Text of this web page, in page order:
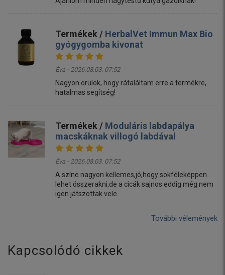
Termékek / HerbalVet Immun Max Bio
gyógygomba kivonat
Éva - 2026.08.03. 07:52
Nagyon örülök, hogy rátaláltam erre a termékre,
hatalmas segítség!
Termékek / Moduláris labdapálya
macskáknak villogó labdával
Éva - 2026.08.03. 07:52
A színe nagyon kellemes,jó,hogy sokféleképpen
lehet összerakni,de a cicák sajnos eddig még nem
igen játszottak vele.
További vélemények
Kapcsolódó cikkek